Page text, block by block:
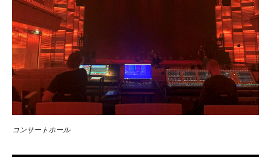
コンサートホール